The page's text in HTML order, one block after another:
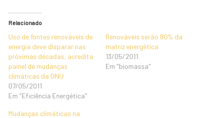
Relacionado
Uso de fontes renováveis de
energia deve disparar nas
próximas décadas, acredita
painel de mudanças
climáticas da ONU
07/05/2011
Em "Eficiência Energética"
Renováveis serão 80% da
matriz energética
13/05/2011
Em "biomassa"
Mudanças climáticas na